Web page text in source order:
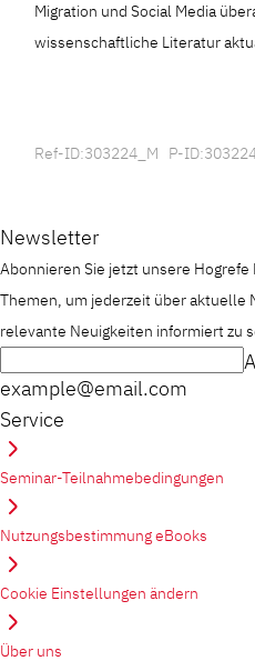
Migration und Social Media
wissenschaftliche Literatur
Ref-ID:303224_M P-
Newsletter
Abonnieren Sie jetzt unsere
Themen, um jederzeit über aktuelle
relevante Neuigkeiten informiert zu
example@email.com
Service
Seminar-Teilnahmebedingungen
Nutzungsbestimmung eBooks
Cookie Einstellungen ändern
Über uns